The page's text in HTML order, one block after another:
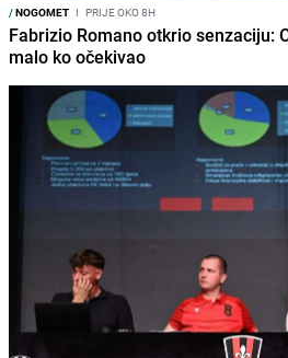
/NOGOMET I PRIJE OKO 8H
Fabrizio Romano otkrio senzaciju:
malo ko očekivao